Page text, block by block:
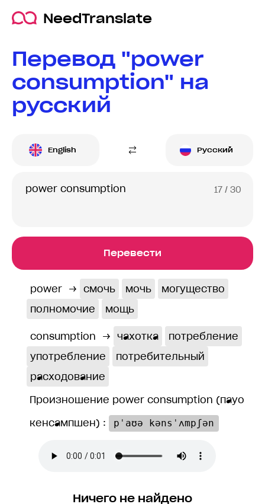
NeedTranslate
Перевод "power
consumption" на
русский
English Русский
17 / 30
Перевести
power → смочь мочь
могущество
полномочие
мощь
consumption → чахотка
потребление
употребление
потребительный
расходование
Произношение power consumption (пауо
кенсампшен) :
pˈaʊə kənsˈʌmpʃən
Ничего не найдено